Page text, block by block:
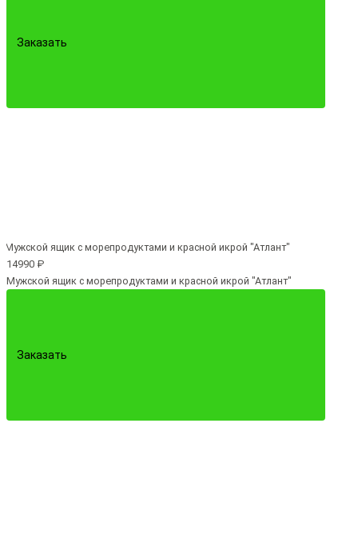
Заказать
14990 ₽
Мужской ящик с морепродуктами и красной икрой "Атлант"
Заказать